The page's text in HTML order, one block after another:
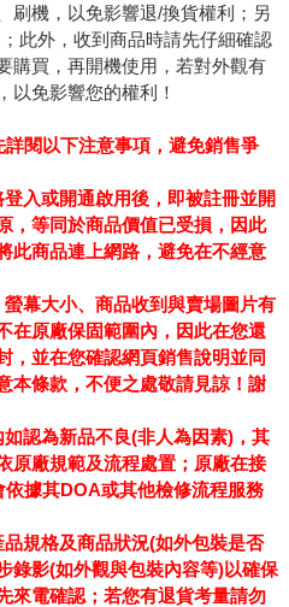
刷機，以免影響退/換貨權利；另
此外，收到商品時請先仔細確認
購買，再開機使用，若對外觀有
以免影響您的權利！
閱以下注意事項，避免銷售爭
入或開通啟用後，即被註冊並開
，等同於商品價值已受損，因此
此商品連上網路，避免在不經意
幕大小、商品收到與賣場圖片有
在原廠保固範圍內，因此在您還
，並在您確認網頁銷售說明並同
本條款，不便之處敬請見諒！謝
認為新品不良(非人為因素)，其
原廠規範及流程處置；原廠在接
據其DOA或其他檢修流程服務
規格及商品狀況(如外包裝是否
錄影(如外觀與包裝內容等)以確保
來電確認；若您有退貨考量請勿